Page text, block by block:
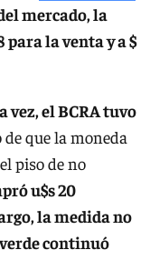
mercado, la
para la venta y a $
el BCRA tuvo
de que la moneda
piso de no
u$s 20
la medida no
continuó